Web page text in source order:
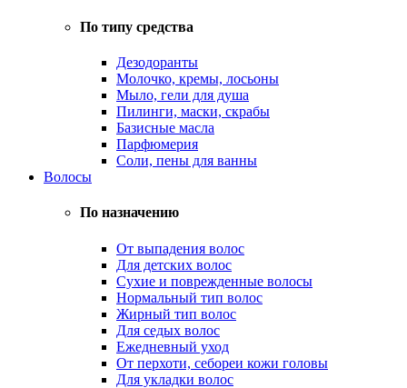
По типу средства
Дезодоранты
Молочко, кремы, лосьоны
Мыло, гели для душа
Пилинги, маски, скрабы
Базисные масла
Парфюмерия
Соли, пены для ванны
Волосы
По назначению
От выпадения волос
Для детских волос
Сухие и поврежденные волосы
Нормальный тип волос
Жирный тип волос
Для седых волос
Ежедневный уход
От перхоти, себореи кожи головы
Для укладки волос